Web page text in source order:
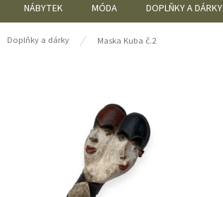
NÁBYTEK MÓDA DOPLŇKY A DÁRKY
Doplňky a dárky Maska Kuba č.2